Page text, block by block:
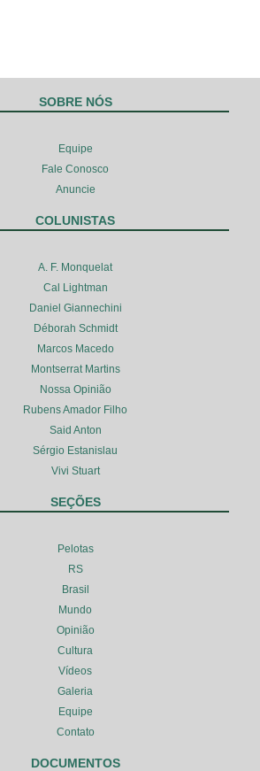
SOBRE NÓS
Equipe
Fale Conosco
Anuncie
COLUNISTAS
A. F. Monquelat
Cal Lightman
Daniel Giannechini
Déborah Schmidt
Marcos Macedo
Montserrat Martins
Nossa Opinião
Rubens Amador Filho
Said Anton
Sérgio Estanislau
Vivi Stuart
SEÇÕES
Pelotas
RS
Brasil
Mundo
Opinião
Cultura
Vídeos
Galeria
Equipe
Contato
DOCUMENTOS